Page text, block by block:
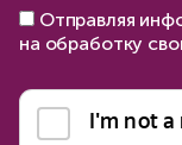
Отправляя
на обработку